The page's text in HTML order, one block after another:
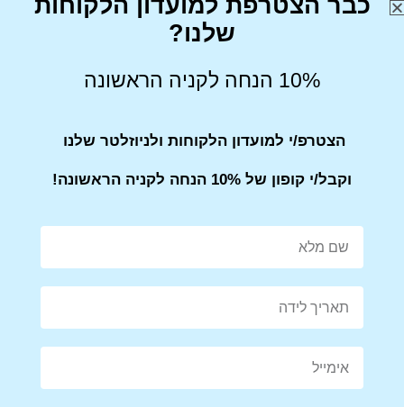
Pin This Product
Mail This Product
מוצרים קשורים
כבר הצטרפת למועדון הלקוחות
שלנו?
10% הנחה לקניה הראשונה
הצטרפ/י למועדון הלקוחות ולניוזלטר שלנו
וקבל/י קופון של 10% הנחה לקניה הראשונה!